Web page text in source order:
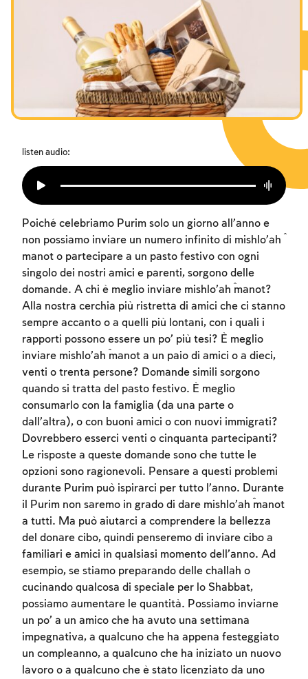
I digiuni commemorativi della distruzione del Tempio
Hanukkah
listen audio:
Poiché celebriamo Purim solo un giorno all’anno e
non possiamo inviare un numero infinito di mishlo’aĥ
manot o partecipare a un pasto festivo con ogni
singolo dei nostri amici e parenti, sorgono delle
domande. A chi è meglio inviare mishlo’aĥ manot?
Alla nostra cerchia più ristretta di amici che ci stanno
sempre accanto o a quelli più lontani, con i quali i
rapporti possono essere un po’ più tesi? È meglio
inviare mishlo’aĥ manot a un paio di amici o a dieci,
venti o trenta persone? Domande simili sorgono
quando si tratta del pasto festivo. È meglio
consumarlo con la famiglia (da una parte o
dall’altra), o con buoni amici o con nuovi immigrati?
Dovrebbero esserci venti o cinquanta partecipanti?
Le risposte a queste domande sono che tutte le
opzioni sono ragionevoli. Pensare a questi problemi
durante Purim può ispirarci per tutto l’anno. Durante
il Purim non saremo in grado di dare mishlo’aĥ manot
a tutti. Ma può aiutarci a comprendere la bellezza
del donare cibo, quindi penseremo di inviare cibo a
familiari e amici in qualsiasi momento dell’anno. Ad
esempio, se stiamo preparando delle challah o
cucinando qualcosa di speciale per lo Shabbat,
possiamo aumentare le quantità. Possiamo inviarne
un po’ a un amico che ha avuto una settimana
impegnativa, a qualcuno che ha appena festeggiato
un compleanno, a qualcuno che ha iniziato un nuovo
lavoro o a qualcuno che è stato licenziato da uno
Account required
To mark concepts as learned, you'll need